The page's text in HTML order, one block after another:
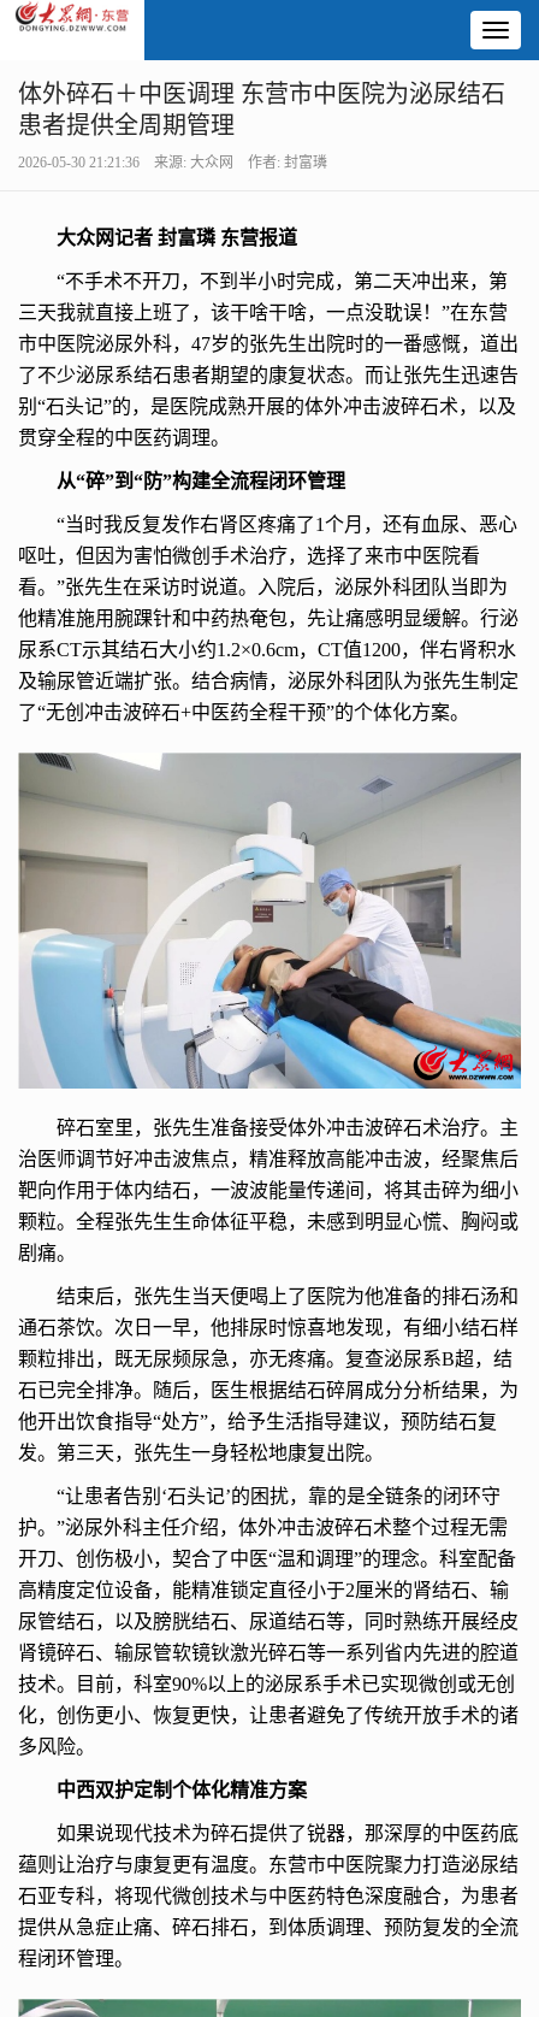
体外碎石＋中医调理 东营市中医院为泌尿结石
患者提供全周期管理
2026-05-30 21:21:36 来源: 大众网 作者: 封富璘
大众网记者 封富璘 东营报道
“不手术不开刀，不到半小时完成，第二天冲出来，第
三天我就直接上班了，该干啥干啥，一点没耽误！”在东营
市中医院泌尿外科，47岁的张先生出院时的一番感慨，道出
了不少泌尿系结石患者期望的康复状态。而让张先生迅速告
别“石头记”的，是医院成熟开展的体外冲击波碎石术，以及
贯穿全程的中医药调理。
从“碎”到“防”构建全流程闭环管理
“当时我反复发作右肾区疼痛了1个月，还有血尿、恶心
呕吐，但因为害怕微创手术治疗，选择了来市中医院看
看。”张先生在采访时说道。入院后，泌尿外科团队当即为
他精准施用腕踝针和中药热奄包，先让痛感明显缓解。行泌
尿系CT示其结石大小约1.2×0.6cm，CT值1200，伴右肾积水
及输尿管近端扩张。结合病情，泌尿外科团队为张先生制定
了“无创冲击波碎石+中医药全程干预”的个体化方案。
碎石室里，张先生准备接受体外冲击波碎石术治疗。主
治医师调节好冲击波焦点，精准释放高能冲击波，经聚焦后
靶向作用于体内结石，一波波能量传递间，将其击碎为细小
颗粒。全程张先生生命体征平稳，未感到明显心慌、胸闷或
剧痛。
结束后，张先生当天便喝上了医院为他准备的排石汤和
通石茶饮。次日一早，他排尿时惊喜地发现，有细小结石样
颗粒排出，既无尿频尿急，亦无疼痛。复查泌尿系B超，结
石已完全排净。随后，医生根据结石碎屑成分分析结果，为
他开出饮食指导“处方”，给予生活指导建议，预防结石复
发。第三天，张先生一身轻松地康复出院。
“让患者告别‘石头记’的困扰，靠的是全链条的闭环守
护。”泌尿外科主任介绍，体外冲击波碎石术整个过程无需
开刀、创伤极小，契合了中医“温和调理”的理念。科室配备
高精度定位设备，能精准锁定直径小于2厘米的肾结石、输
尿管结石，以及膀胱结石、尿道结石等，同时熟练开展经皮
肾镜碎石、输尿管软镜钬激光碎石等一系列省内先进的腔道
技术。目前，科室90%以上的泌尿系手术已实现微创或无创
化，创伤更小、恢复更快，让患者避免了传统开放手术的诸
多风险。
中西双护定制个体化精准方案
如果说现代技术为碎石提供了锐器，那深厚的中医药底
蕴则让治疗与康复更有温度。东营市中医院聚力打造泌尿结
石亚专科，将现代微创技术与中医药特色深度融合，为患者
提供从急症止痛、碎石排石，到体质调理、预防复发的全流
程闭环管理。